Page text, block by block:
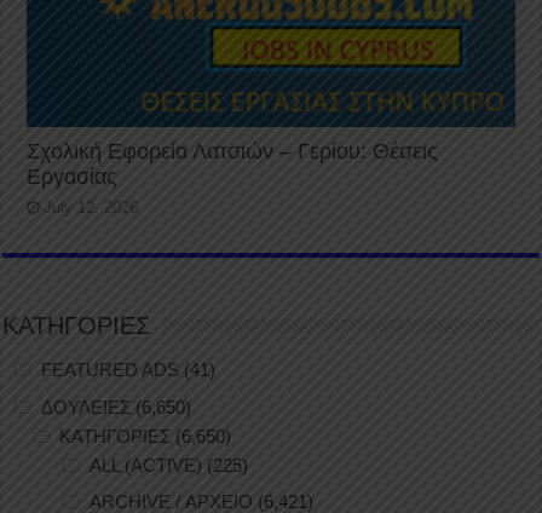
Σχολική Εφορεία Λατσιών – Γερίου: Θέσεις
Εργασίας
July 12, 2026
ΚΑΤΗΓΟΡΙΕΣ
FEATURED ADS (41)
ΔΟΥΛΕΙΕΣ (6,650)
ΚΑΤΗΓΟΡΙΕΣ (6,650)
ALL (ACTIVE) (225)
ARCHIVE / ΑΡΧΕΙΟ (6,421)